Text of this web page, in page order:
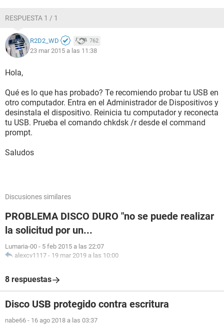
RESPUESTA 1 / 1
R2D2_WD 762
23 mar 2015 a las 11:38
Hola,
Qué es lo que has probado? Te recomiendo probar tu USB en
otro computador. Entra en el Administrador de Dispositivos y
desinstala el dispositivo. Reinicia tu computador y reconecta
tu USB. Prueba el comando chkdsk /r desde el command
prompt.
Saludos
Discusiones similares
PROBLEMA DISCO DURO "no se puede realizar
la solicitud por un...
Lumaria-00 - 5 feb 2015 a las 22:07
alexcv1117 - 19 mar 2019 a las 10:00
8 respuestas
Disco USB protegido contra escritura
nabe66 - 16 ago 2018 a las 03:37